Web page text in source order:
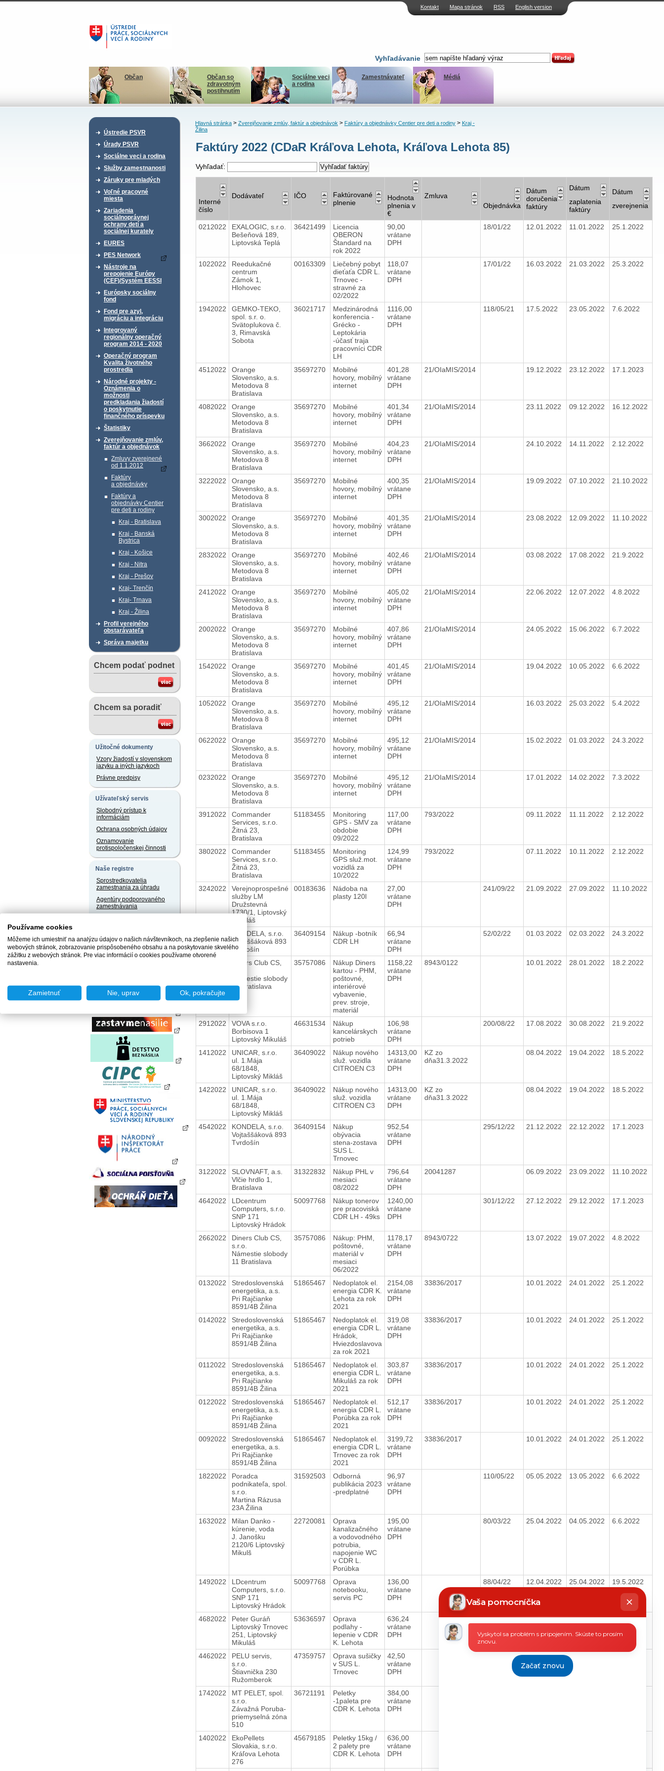
Kontakt Mapa stránok RSS English version
Vyhľadávanie
Občan
Občan so
zdravotným
postihnutím
Sociálne veci
a rodina
Zamestnávateľ Médiá
Ústredie PSVR
Úrady PSVR
Sociálne veci a rodina
Služby zamestnanosti
Záruky pre mladých
Voľné pracovné
miesta
Zariadenia
sociálnoprávnej
ochrany detí a
sociálnej kurately
EURES
PES Network
Nástroje na
prepojenie Európy
(CEF)/Systém EESSI
Európsky sociálny
fond
Fond pre azyl,
migráciu a integráciu
Integrovaný
regionálny operačný
program 2014 - 2020
Operačný program
Kvalita životného
prostredia
Národné projekty -
Oznámenia o
možnosti
predkladania žiadostí
o poskytnutie
finančného príspevku
Štatistiky
Zverejňovanie zmlúv,
faktúr a objednávok
Zmluvy zverejnené
od 1.1.2012
Faktúry
a objednávky
Faktúry a
objednávky Centier
pre deti a rodiny
Kraj - Bratislava
Kraj - Banská
Bystrica
Kraj - Košice
Kraj - Nitra
Kraj - Prešov
Kraj- Trenčín
Kraj- Trnava
Kraj - Žilina
Profil verejného
obstarávateľa
Správa majetku
Chcem podať podnet
Chcem sa poradiť
Užitočné dokumenty
Vzory žiadostí v slovenskom
jazyku a iných jazykoch
Právne predpisy
Užívateľský servis
Slobodný prístup k
informáciám
Ochrana osobných údajov
Oznamovanie
protispoločenskej činnosti
Naše registre
Sprostredkovatelia
zamestnania za úhradu
Agentúry podporovaného
zamestnávania
Sociálne podniky
Chránené dielne a
chránené pracoviská
Hlavná stránka> Zverejňovanie zmlúv, faktúr a objednávok> Faktúry a objednávky Centier pre deti a rodiny> Kraj -
Žilina
Faktúry 2022 (CDaR Kráľova Lehota, Kráľova Lehota 85)
Vyhľadať:
Interné
číslo
Dodávateľ IČO
Faktúrované
plnenie
Hodnota
plnenia v
€
Zmluva
Objednávka
Dátum
doručenia
faktúry
Dátum
zaplatenia
faktúry
Dátum
zverejnenia
0212022
EXALOGIC, s.r.o.
Bešeňová 189,
Liptovská Teplá
36421499
Licencia
OBERON
Štandard na
rok 2022
90,00
vrátane
DPH
18/01/22 12.01.2022 11.01.2022 25.1.2022
1022022
Reedukačné
centrum
Zámok 1,
Hlohovec
00163309
Liečebný pobyt
dieťaťa CDR L.
Trnovec -
stravné za
02/2022
118,07
vrátane
DPH
17/01/22 16.03.2022 21.03.2022 25.3.2022
1942022
GEMKO-TEKO,
spol. s.r. o.
Svätoplukova č.
3, Rimavská
Sobota
36021717
Medzinárodná
konferencia -
Grécko -
Leptokária
-účasť traja
pracovníci CDR
LH
1116,00
vrátane
DPH
118/05/21 17.5.2022 23.05.2022 7.6.2022
4512022
Orange
Slovensko, a.s.
Metodova 8
Bratislava
35697270
Mobilné
hovory, mobilný
internet
401,28
vrátane
DPH
21/OIaMIS/2014 19.12.2022 23.12.2022 17.1.2023
4082022
Orange
Slovensko, a.s.
Metodova 8
Bratislava
35697270
Mobilné
hovory, mobilný
internet
401,34
vrátane
DPH
21/OIaMIS/2014 23.11.2022 09.12.2022 16.12.2022
3662022
Orange
Slovensko, a.s.
Metodova 8
Bratislava
35697270
Mobilné
hovory, mobilný
internet
404,23
vrátane
DPH
21/OIaMIS/2014 24.10.2022 14.11.2022 2.12.2022
3222022
Orange
Slovensko, a.s.
Metodova 8
Bratislava
35697270
Mobilné
hovory, mobilný
internet
400,35
vrátane
DPH
21/OIaMIS/2014 19.09.2022 07.10.2022 21.10.2022
3002022
Orange
Slovensko, a.s.
Metodova 8
Bratislava
35697270
Mobilné
hovory, mobilný
internet
401,35
vrátane
DPH
21/OIaMIS/2014 23.08.2022 12.09.2022 11.10.2022
2832022
Orange
Slovensko, a.s.
Metodova 8
Bratislava
35697270
Mobilné
hovory, mobilný
internet
402,46
vrátane
DPH
21/OIaMIS/2014 03.08.2022 17.08.2022 21.9.2022
2412022
Orange
Slovensko, a.s.
Metodova 8
Bratislava
35697270
Mobilné
hovory, mobilný
internet
405,02
vrátane
DPH
21/OIaMIS/2014 22.06.2022 12.07.2022 4.8.2022
2002022
Orange
Slovensko, a.s.
Metodova 8
Bratislava
35697270
Mobilné
hovory, mobilný
internet
407,86
vrátane
DPH
21/OIaMIS/2014 24.05.2022 15.06.2022 6.7.2022
1542022
Orange
Slovensko, a.s.
Metodova 8
Bratislava
35697270
Mobilné
hovory, mobilný
internet
401,45
vrátane
DPH
21/OIaMIS/2014 19.04.2022 10.05.2022 6.6.2022
1052022
Orange
Slovensko, a.s.
Metodova 8
Bratislava
35697270
Mobilné
hovory, mobilný
internet
495,12
vrátane
DPH
21/OIaMIS/2014 16.03.2022 25.03.2022 5.4.2022
0622022
Orange
Slovensko, a.s.
Metodova 8
Bratislava
35697270
Mobilné
hovory, mobilný
internet
495,12
vrátane
DPH
21/OIaMIS/2014 15.02.2022 01.03.2022 24.3.2022
0232022
Orange
Slovensko, a.s.
Metodova 8
Bratislava
35697270
Mobilné
hovory, mobilný
internet
495,12
vrátane
DPH
21/OIaMIS/2014 17.01.2022 14.02.2022 7.3.2022
3912022
Commander
Services, s.r.o.
Žitná 23,
Bratislava
51183455
Monitoring
GPS - SMV za
obdobie
09/2022
117,00
vrátane
DPH
793/2022 09.11.2022 11.11.2022 2.12.2022
3802022
Commander
Services, s.r.o.
Žitná 23,
Bratislava
51183455
Monitoring
GPS služ.mot.
vozidlá za
10/2022
124,99
vrátane
DPH
793/2022 07.11.2022 10.11.2022 2.12.2022
3242022
Verejnoprospešné
služby LM
Družstevná
1730/1, Liptovský
Mikuláš
00183636
Nádoba na
plasty 120l
27,00
vrátane
DPH
241/09/22 21.09.2022 27.09.2022 11.10.2022
KONDELA, s.r.o.
Vojtaššáková 893
Tvrdošín
36409154
Nákup -botník
CDR LH
66,94
vrátane
DPH
52/02/22 01.03.2022 02.03.2022 24.3.2022
Diners Club CS,
Námestie slobody
11 Bratislava
35757086
Nákup Diners
kartou - PHM,
poštovné,
interiérové
vybavenie,
prev. stroje,
materiál
1158,22
vrátane
DPH
8943/0122 10.01.2022 28.01.2022 18.2.2022
2912022
VOVA s.r.o.
Borbisova 1
Liptovský Mikuláš
46631534
Nákup
kancelárskych
potrieb
106,98
vrátane
DPH
200/08/22 17.08.2022 30.08.2022 21.9.2022
1412022
UNICAR, s.r.o.
ul. 1.Mája
68/1848,
Liptovský Mikláš
36409022
Nákup nového
služ. vozidla
CITROEN C3
14313,00
vrátane
DPH
KZ zo
dňa31.3.2022
08.04.2022 19.04.2022 18.5.2022
1422022
UNICAR, s.r.o.
ul. 1.Mája
68/1848,
Liptovský Mikláš
36409022
Nákup nového
služ. vozidla
CITROEN C3
14313,00
vrátane
DPH
KZ zo
dňa31.3.2022
08.04.2022 19.04.2022 18.5.2022
4542022
KONDELA, s.r.o.
Vojtaššáková 893
Tvrdošín
36409154
Nákup
obývacia
stena-zostava
SUS L.
Trnovec
952,54
vrátane
DPH
295/12/22 21.12.2022 22.12.2022 17.1.2023
3122022
SLOVNAFT, a.s.
Vlčie hrdlo 1,
Bratislava
31322832
Nákup PHL v
mesiaci
08/2022
796,64
vrátane
DPH
20041287 06.09.2022 23.09.2022 11.10.2022
4642022
LDcentrum
Computers, s.r.o.
SNP 171
Liptovský Hrádok
50097768
Nákup tonerov
pre pracoviská
CDR LH - 49ks
1240,00
vrátane
DPH
301/12/22 27.12.2022 29.12.2022 17.1.2023
2662022
Diners Club CS,
s.r.o.
Námestie slobody
11 Bratislava
35757086
Nákup: PHM,
poštovné,
materiál v
mesiaci
06/2022
1178,17
vrátane
DPH
8943/0722 13.07.2022 19.07.2022 4.8.2022
0132022
Stredoslovenská
energetika, a.s.
Pri Rajčianke
8591/4B Žilina
51865467
Nedoplatok el.
energia CDR K.
Lehota za rok
2021
2154,08
vrátane
DPH
33836/2017 10.01.2022 24.01.2022 25.1.2022
0142022
Stredoslovenská
energetika, a.s.
Pri Rajčianke
8591/4B Žilina
51865467
Nedoplatok el.
energia CDR L.
Hrádok,
Hviezdoslavova
za rok 2021
319,08
vrátane
DPH
33836/2017 10.01.2022 24.01.2022 25.1.2022
0112022
Stredoslovenská
energetika, a.s.
Pri Rajčianke
8591/4B Žilina
51865467
Nedoplatok el.
energia CDR L.
Mikuláš za rok
2021
303,87
vrátane
DPH
33836/2017 10.01.2022 24.01.2022 25.1.2022
0122022
Stredoslovenská
energetika, a.s.
Pri Rajčianke
8591/4B Žilina
51865467
Nedoplatok el.
energia CDR L.
Porúbka za rok
2021
512,17
vrátane
DPH
33836/2017 10.01.2022 24.01.2022 25.1.2022
0092022
Stredoslovenská
energetika, a.s.
Pri Rajčianke
8591/4B Žilina
51865467
Nedoplatok el.
energia CDR L.
Trnovec za rok
2021
3199,72
vrátane
DPH
33836/2017 10.01.2022 24.01.2022 25.1.2022
1822022
Poradca
podnikateľa, spol.
s.r.o.
Martina Rázusa
23A Žilina
31592503
Odborná
publikácia 2023
-predplatné
96,97
vrátane
DPH
110/05/22 05.05.2022 13.05.2022 6.6.2022
1632022
Milan Danko -
kúrenie, voda
J. Janošku
2120/6 Liptovský
Mikulš
22720081
Oprava
kanalizačného
a vodovodného
potrubia,
napojenie WC
v CDR L.
Porúbka
195,00
vrátane
DPH
80/03/22 25.04.2022 04.05.2022 6.6.2022
1492022
LDcentrum
Computers, s.r.o.
SNP 171
Liptovský Hrádok
50097768
Oprava
notebooku,
servis PC
136,00
vrátane
DPH
88/04/22 12.04.2022 25.04.2022 19.5.2022
4682022
Peter Guráň
Liptovský Trnovec
251, Liptovský
Mikuláš
53636597
Oprava
podlahy -
lepenie v CDR
K. Lehota
636,24
vrátane
DPH
287/11/22 28.12.2022 29.12.2022 17.1.2023
4462022
PELU servis,
s.r.o.
Štiavnička 230
Ružomberok
47359757
Oprava sušičky
v SUS L.
Trnovec
42,50
vrátane
DPH
290/11/22 13.12.2022 20.12.2022
1742022
MT PELET, spol.
s.r.o.
Závažná Poruba-
priemyselná zóna
510
36721191
Peletky
-1paleta pre
CDR K. Lehota
384,00
vrátane
DPH
1402022
EkoPellets
Slovakia, s.r.o.
Kráľova Lehota
276
45679185
Peletky 15kg /
2 palety pre
CDR K. Lehota
636,00
vrátane
DPH
Vaša pomocníčka
Chatbot
píše
Vyskytol sa problém s pripojením. Skúste to prosím
znovu.
Začať znovu
Používame cookies
Môžeme ich umiestniť na analýzu údajov o našich návštevníkoch, na zlepšenie našich
webových stránok, zobrazovanie prispôsobeného obsahu a na poskytovanie skvelého
zážitku z webových stránok. Pre viac informácií o cookies používame otvorené
nastavenia.
Zamietnuť Nie, uprav Ok, pokračujte